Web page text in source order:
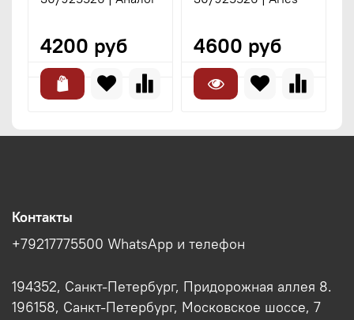
4200 руб 4600 руб
Контакты
+79217775500 WhatsApp и телефон
194352, Санкт-Петербург, Придорожная аллея 8.
196158, Санкт-Петербург, Московское шоссе, 7